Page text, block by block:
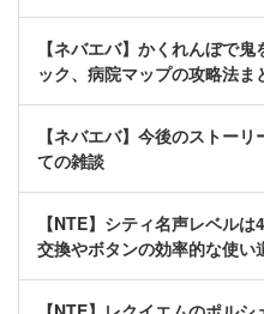
【ネバエバ】かくれんぼで
ック、病院マップの攻略法ま
【ネバエバ】今後のストー
ての雑談
【NTE】シティ名声レベル
交換やボタンの効率的な使い